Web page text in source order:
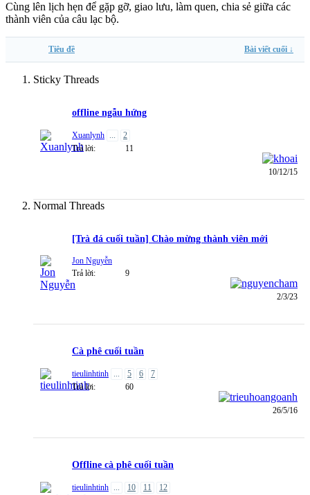
Cùng lên lịch hẹn để gặp gỡ, giao lưu, làm quen, chia sẻ giữa các
thành viên của câu lạc bộ.
Tiêu đề Bài viết cuối ↓
Sticky Threads
offline ngẫu hứng
Xuanlynh ...
2
Trả lời:
11
10/12/15
Normal Threads
[Trà đá cuối tuần] Chào mừng thành viên mới
Jon Nguyễn
Trả lời:
9
2/3/23
Cà phê cuối tuần
tieulinhtinh ... 5 6
7
Trả lời:
60
26/5/16
Offline cà phê cuối tuần
tieulinhtinh ... 10 11
12